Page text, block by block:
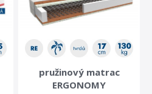
pružinový matrac
ERGONOMY